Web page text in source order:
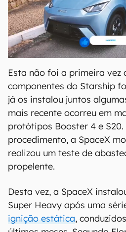
Esta não foi a primeira vez
componentes do Starship
já os instalou juntos
mais recente ocorreu em
protótipos Booster 4 e S20.
procedimento, a SpaceX
realizou um teste de
propelente.
Desta vez, a SpaceX
Super Heavy após uma
ignição estática,